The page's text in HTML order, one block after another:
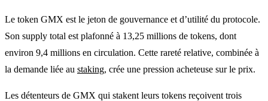
Le token GMX est le jeton de gouvernance et d’utilité du protocole.
Son supply total est plafonné à 13,25 millions de tokens, dont
environ 9,4 millions en circulation. Cette rareté relative, combinée à
la demande liée au staking, crée une pression acheteuse sur le prix.
Les détenteurs de GMX qui stakent leurs tokens reçoivent trois